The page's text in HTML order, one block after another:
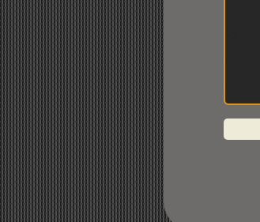
Einverständnis-Cookie
Name:
cookie_consent
Zweck:
Dieser Cookie speichert die
ausgewählten Einverständnis-Optionen
des Benutzers
Cookie Laufzeit:
1 Jahr